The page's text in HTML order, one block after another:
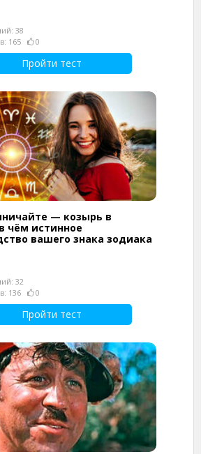
38
165
0
Пройти тест
— козырь в
чём истинное
вашего знака зодиака
32
136
0
Пройти тест